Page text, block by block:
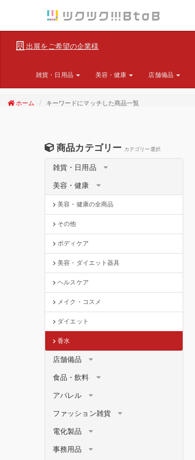
出展をご希望の企業様
雑貨・日用品 美容・健康 店舗備品
ホーム キーワードにマッチした商品一覧
商品カテゴリー カテゴリー選択
雑貨・日用品
美容・健康
美容・健康の全商品
その他
ボディケア
美容・ダイエット器具
ヘルスケア
メイク・コスメ
ダイエット
香水
店舗備品
食品・飲料
アパレル
ファッション雑貨
電化製品
事務用品